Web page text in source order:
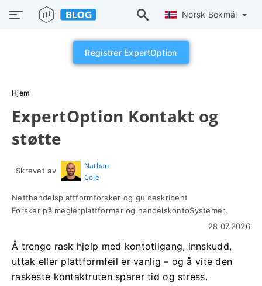
Norsk Bokmål
Registrer ExpertOption
Hjem
ExpertOption Kontakt og
støtte
Skrevet av
Nathan
Cole
Netthandelsplattformforsker og guideskribent
Forsker på meglerplattformer og handelskontoSystemer.
28.07.2026
Å trenge rask hjelp med kontotilgang, innskudd,
uttak eller plattformfeil er vanlig – og å vite den
raskeste kontaktruten sparer tid og stress.